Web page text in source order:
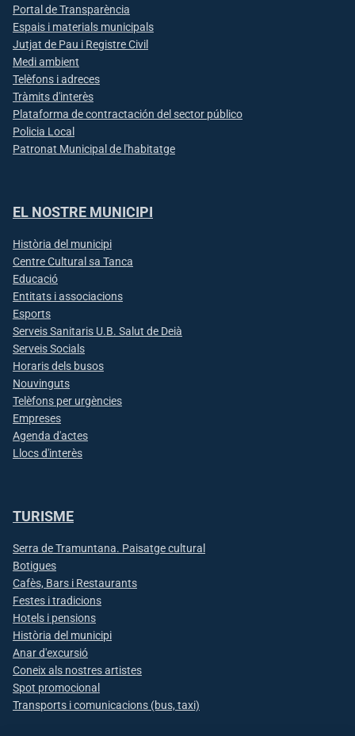
Portal de Transparència
Espais i materials municipals
Jutjat de Pau i Registre Civil
Medi ambient
Telèfons i adreces
Tràmits d'interès
Plataforma de contractación del sector público
Policia Local
Patronat Municipal de l'habitatge
EL NOSTRE MUNICIPI
Història del municipi
Centre Cultural sa Tanca
Educació
Entitats i associacions
Esports
Serveis Sanitaris U.B. Salut de Deià
Serveis Socials
Horaris dels busos
Nouvinguts
Telèfons per urgències
Empreses
Agenda d'actes
Llocs d'interès
TURISME
Serra de Tramuntana. Paisatge cultural
Botigues
Cafès, Bars i Restaurants
Festes i tradicions
Hotels i pensions
Història del municipi
Anar d'excursió
Coneix als nostres artistes
Spot promocional
Transports i comunicacions (bus, taxi)